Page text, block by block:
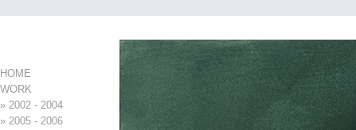
HOME
WORK
» 2002 - 2004
» 2005 - 2006